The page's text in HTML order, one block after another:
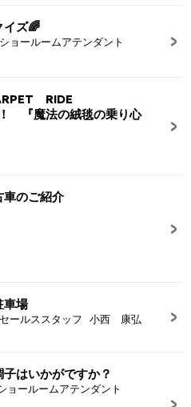
イズ🌈
ショールームアテンダント
RIDE
『魔法の絨毯の乗り心
車のご紹介
車場
セールススタッフ 小西 康弘
はいかがですか？
ョールームアテンダント